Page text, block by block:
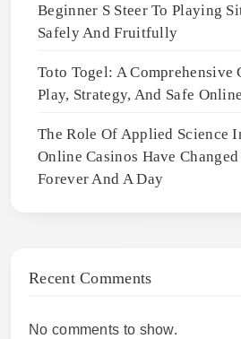
Beginner S Steer To Playing
Safely And Fruitfully
Toto Togel: A Comprehensive
Play, Strategy, And Safe
The Role Of Applied Science
Online Casinos Have Changed
Forever And A Day
Recent Comments
No comments to show.